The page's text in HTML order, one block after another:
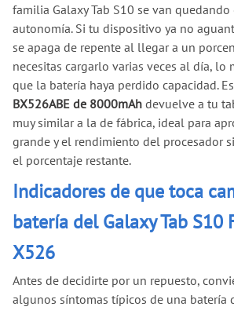
familia Galaxy Tab S10 se van quedando
autonomía. Si tu dispositivo ya no
se apaga de repente al llegar a un
necesitas cargarlo varias veces al día, lo
que la batería haya perdido capacidad.
BX526ABE de 8000mAh devuelve a tu
muy similar a la de fábrica, ideal para
grande y el rendimiento del procesador
el porcentaje restante.
Indicadores de que toca
batería del Galaxy Tab S10
X526
Antes de decidirte por un repuesto,
algunos síntomas típicos de una batería